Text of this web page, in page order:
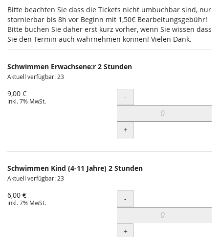
Bitte beachten Sie dass die Tickets nicht umbuchbar sind, nur
stornierbar bis 8h vor Beginn mit 1,50€ Bearbeitungsgebühr!
Bitte buchen Sie daher erst kurz vorher, wenn Sie wissen dass
Sie den Termin auch wahrnehmen können! Vielen Dank.
Schwimmen Erwachsene:r 2 Stunden
Aktuell verfügbar: 23
9,00 €
inkl. 7% MwSt. Menge
-
+
Schwimmen Kind (4-11 Jahre) 2 Stunden
Aktuell verfügbar: 23
6,00 €
inkl. 7% MwSt. Menge
-
+